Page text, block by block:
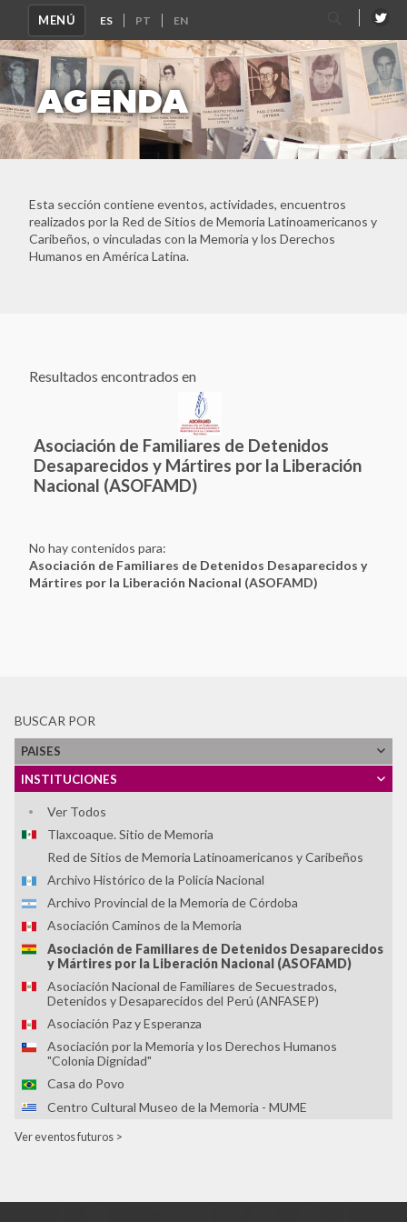
MENÚ
Buscar
por:
AGENDA
Esta sección contiene eventos, actividades, encuentros
realizados por la Red de Sitios de Memoria Latinoamericanos y
Caribeños, o vinculadas con la Memoria y los Derechos
Humanos en América Latina.
Resultados encontrados en
Asociación de Familiares de Detenidos
Desaparecidos y Mártires por la Liberación
Nacional (ASOFAMD)
No hay contenidos para:
Asociación de Familiares de Detenidos Desaparecidos y
Mártires por la Liberación Nacional (ASOFAMD)
BUSCAR POR
PAISES
INSTITUCIONES
Ver Todos
Tlaxcoaque. Sitio de Memoria
Red de Sitios de Memoria Latinoamericanos y Caribeños
Archivo Histórico de la Policía Nacional
Archivo Provincial de la Memoria de Córdoba
Asociación Caminos de la Memoria
Asociación de Familiares de Detenidos Desaparecidos
y Mártires por la Liberación Nacional (ASOFAMD)
Asociación Nacional de Familiares de Secuestrados,
Detenidos y Desaparecidos del Perú (ANFASEP)
Asociación Paz y Esperanza
Asociación por la Memoria y los Derechos Humanos
"Colonia Dignidad"
Casa do Povo
Centro Cultural Museo de la Memoria - MUME
Centro Cultural Museo y Memoria de Neltume
Ver eventos futuros >